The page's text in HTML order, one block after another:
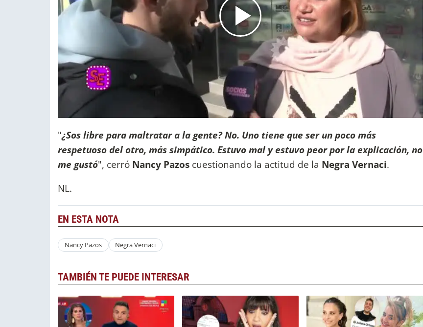
"¿Sos libre para maltratar a la gente? No. Uno tiene que ser un poco más
respetuoso del otro, más simpático. Estuvo mal y estuvo peor por la explicación, no
me gustó", cerró Nancy Pazos cuestionando la actitud de la Negra Vernaci.
NL.
EN ESTA NOTA
Nancy Pazos Negra Vernaci
TAMBIÉN TE PUEDE INTERESAR